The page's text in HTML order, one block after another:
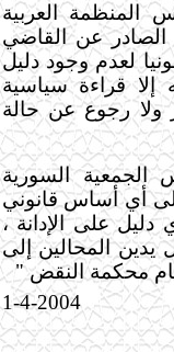
المنظمة العربية
عن القاضي
لعدم وجود دليل
قراءة سياسية
ولا رجوع عن حالة
الجمعية السورية
أي أساس قانوني
دليل على الإدانة ،
يدين المحالين إلى
محكمة النقض "
1-4-2004